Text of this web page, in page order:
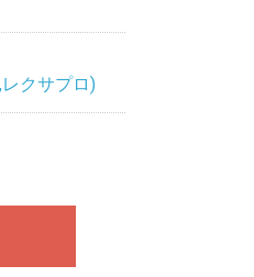
クサプロ)